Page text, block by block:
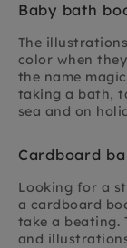
Baby bath
The
color when
the name
taking a bath,
sea and on
Cardboard
Looking for a
a cardboard
take a beating.
and